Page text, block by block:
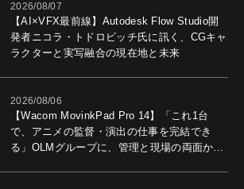
2026/08/07
【AI×VFX最前線】Autodesk Flow Studio開
発者ニコラ・トドロビッチ氏に訊く、CGキャ
ラクターと実写融合の現在地と未来
2026/08/06
【Wacom MovinkPad Pro 14】「これ1台
で、アニメの監督・演出の仕事を完結でき
る」OLMグループに、管理と現場の両面から